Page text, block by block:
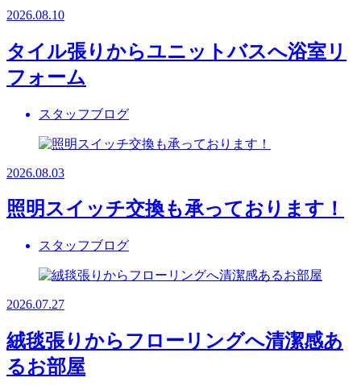
2026.08.10
タイル張りからユニットバスへ浴室リ
フォーム
スタッフブログ
2026.08.03
照明スイッチ交換も承っております！
スタッフブログ
2026.07.27
絨毯張りからフローリングへ清潔感あ
るお部屋